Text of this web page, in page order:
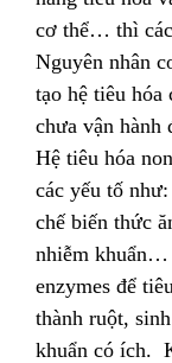
cơ thể… thì
Nguyên nhân
tạo hệ tiêu hóa
chưa vận hành
Hệ tiêu hóa
các yếu tố
chế biến thức
nhiễm khuẩn…
enzymes để
thành ruột,
khuẩn có ích.